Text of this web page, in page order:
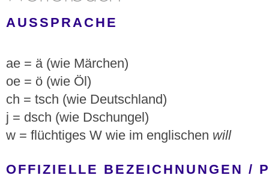
AUSSPRACHE
ae = ä (wie Märchen)
oe = ö (wie Öl)
ch = tsch (wie Deutschland)
j = dsch (wie Dschungel)
w = flüchtiges W wie im englischen will
OFFIZIELLE BEZEICHNUNGEN /